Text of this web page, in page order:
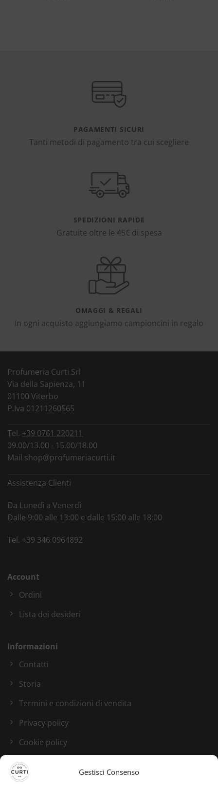
Gestisci Consenso
PAGAMENTI SICURI
Tanti metodi di pagamento tra cui scegliere
SPEDIZIONI RAPIDE
Gratuite oltre le 45€ di spesa
OMAGGI & REGALI
In ogni acquisto aggiungiamo campioncini in regalo
Profumeria Curti Srl
Via della Sapienza, 11
01100 Viterbo
P.Iva 01211260565
Tel. +39 0761 220211
09.00/13.00 - 15.00/18.00
Mail shop@profumeriacurti.it
Assistenza Clienti
Da Lunedì a Venerdì
Dalle 9:00 alle 13:00 e dalle 15:00 alle 18:00
Tel. +39 346 0964892
Account
Ordini
Lista dei desideri
Informazioni
Contatti
Storia
Termini e condizioni di vendita
Privacy policy
Cookie policy
Blog